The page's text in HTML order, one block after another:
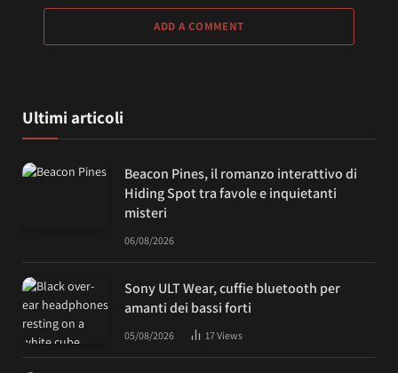
ADD A COMMENT
Ultimi articoli
Beacon Pines, il romanzo interattivo di
Hiding Spot tra favole e inquietanti
misteri
06/08/2026
Sony ULT Wear, cuffie bluetooth per
amanti dei bassi forti
05/08/2026 17Views